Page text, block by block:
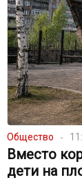
Общество
Вместо
дети на